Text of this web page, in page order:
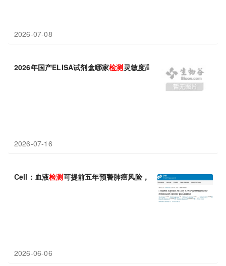
2026-07-08
2026年国产ELISA试剂盒哪家检测灵敏度高指南
2026-07-16
Cell：血液检测可提前五年预警肺癌风险，精准预防成可能
2026-06-06